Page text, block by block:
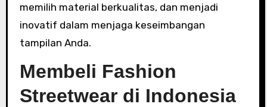
memilih material berkualitas, dan menjadi
inovatif dalam menjaga keseimbangan
tampilan Anda.
Membeli Fashion
Streetwear di Indonesia